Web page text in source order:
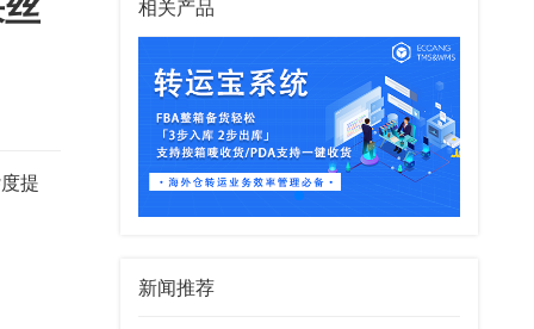
提
相关产品
新闻推荐